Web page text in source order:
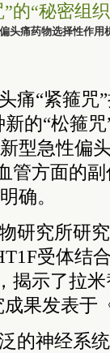
的“秘密组
头痛药物选择性作用
痛“紧箍咒
的“松箍
型急性
管方面的
确。
研究所研
受体结
揭示了拉
果发表于
的神经系